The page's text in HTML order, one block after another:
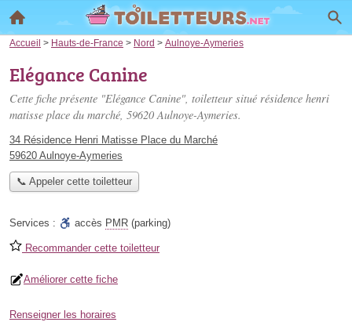
Accueil > Hauts-de-France > Nord > Aulnoye-Aymeries
Elégance Canine
Cette fiche présente "Elégance Canine", toiletteur situé résidence henri
matisse place du marché, 59620 Aulnoye-Aymeries.
34 Résidence Henri Matisse Place du Marché
59620 Aulnoye-Aymeries
📞 Appeler cette toiletteur
Services : accès PMR (parking)
Recommander cette toiletteur
Améliorer cette fiche
Renseigner les horaires